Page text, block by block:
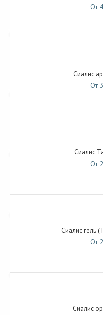
От
Сиалис
От
Сиалис
От
Сиалис гель
От
Сиалис